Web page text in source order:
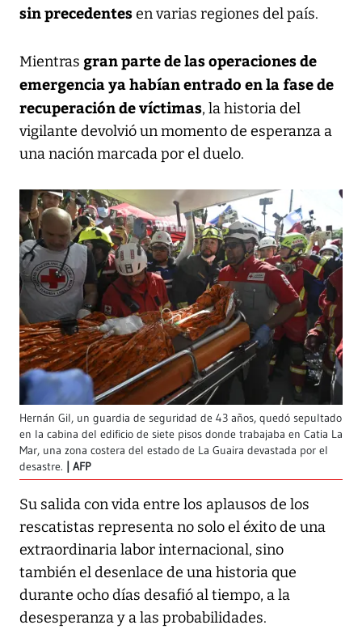
sin precedentesen varias regiones del país.
Mientras gran parte de las operaciones de
emergencia ya habían entrado en la fase de
recuperación de víctimas, la historia del
vigilante devolvió un momento de esperanza a
una nación marcada por el duelo.
Hernán Gil, un guardia de seguridad de 43 años, quedó sepultado
en la cabina del edificio de siete pisos donde trabajaba en Catia La
Mar, una zona costera del estado de La Guaira devastada por el
desastre.
AFP
Su salida con vida entre los aplausos de los
rescatistas representa no solo el éxito de una
extraordinaria labor internacional, sino
también el desenlace de una historia que
durante ocho días desafió al tiempo, a la
desesperanza y a las probabilidades.